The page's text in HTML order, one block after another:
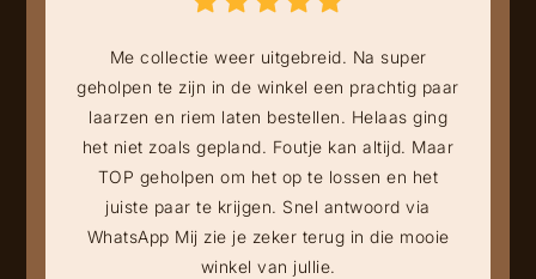
Me collectie weer uitgebreid. Na super
geholpen te zijn in de winkel een prachtig paar
laarzen en riem laten bestellen. Helaas ging
het niet zoals gepland. Foutje kan altijd. Maar
TOP geholpen om het op te lossen en het
juiste paar te krijgen. Snel antwoord via
WhatsApp Mij zie je zeker terug in die mooie
winkel van jullie.